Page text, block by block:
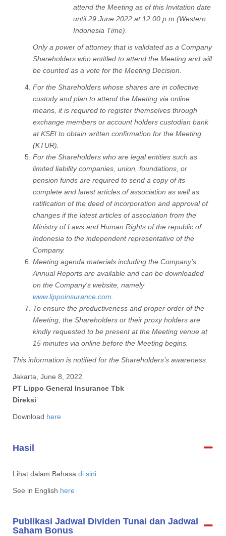
attend the Meeting as of this Invitation date
until 29 June 2022 at 12.00 p.m (Western
Indonesia Time).
Only a power of attorney that is validated as a Company
Shareholders who entitled to attend the Meeting and will
be counted as a vote for the Meeting Decision.
For the Shareholders whose shares are in collective
custody and plan to attend the Meeting via online
means, it is required to register themselves through
exchange members or account holders custodian bank
at KSEI to obtain written confirmation for the Meeting
(KTUR).
For the Shareholders who are legal entities such as
limited liability companies, union, foundations, or
pension funds are required to send a copy of its
complete and latest articles of association as well as
ratification of the deed of incorporation and approval of
changes if the latest articles of association from the
Ministry of Laws and Human Rights of the republic of
Indonesia to the independent representative of the
Company.
Meeting agenda materials including the Company's
Annual Reports are available and can be downloaded
on the Company's website, namely
www.lippoinsurance.com
To ensure the productiveness and proper order of the
Meeting, the Shareholders or their proxy holders are
kindly requested to be present at the Meeting venue at
15 minutes via online before the Meeting begins.
This information is notified for the Shareholders’s awareness.
Jakarta, June 8, 2022
PT Lippo General Insurance Tbk
Direksi
Download here
Hasil
Lihat dalam Bahasa di sini
See in English here
Publikasi Jadwal Dividen Tunai dan Jadwal
Saham Bonus